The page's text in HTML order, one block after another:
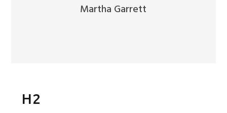
Martha Garrett
H2